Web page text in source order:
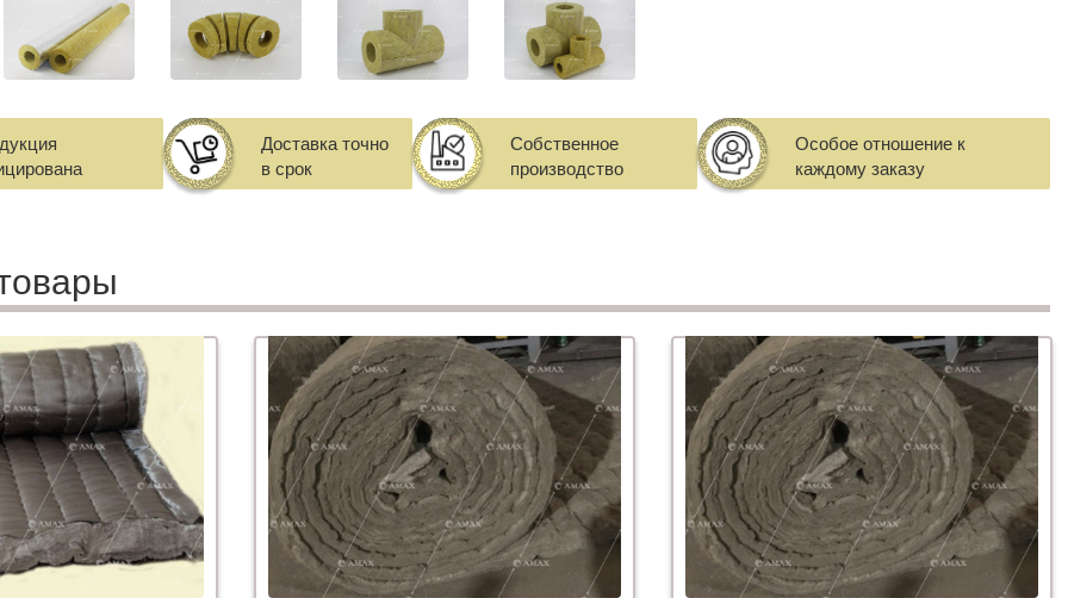
Доставка точно
в срок
Собственное
производство
Особое отношение к
каждому заказу